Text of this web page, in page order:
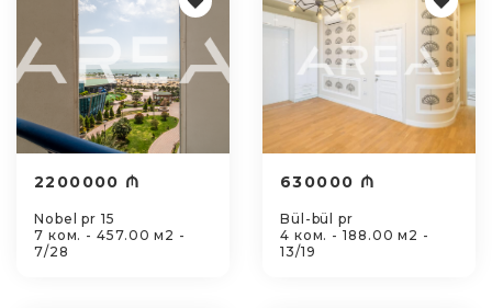
2200000 ₼
Nobel pr 15
7 ком. - 457.00 м2 -
7/28
630000 ₼
Bül-bül pr
4 ком. - 188.00 м2 -
13/19